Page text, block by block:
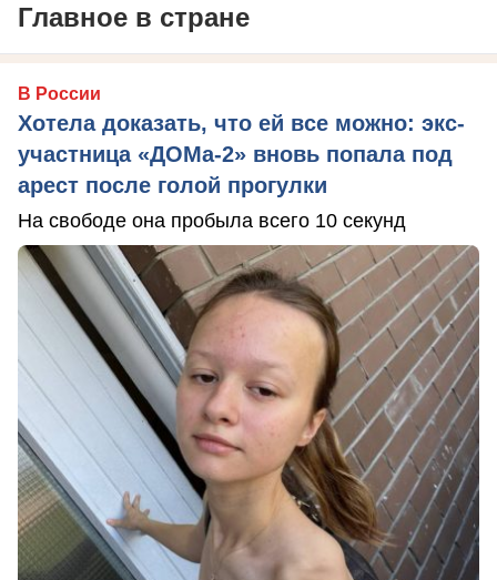
Главное в стране
В России
Хотела доказать, что ей все можно: экс-
участница «ДОМа-2» вновь попала под
арест после голой прогулки
На свободе она пробыла всего 10 секунд